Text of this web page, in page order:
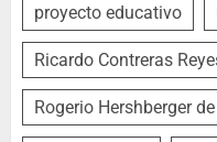
proyecto educativo
Ricardo Contreras
Rogerio Hershberger